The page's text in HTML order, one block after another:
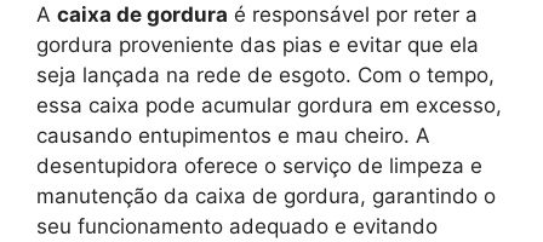
A caixa de gordura é responsável por reter a
gordura proveniente das pias e evitar que ela
seja lançada na rede de esgoto. Com o tempo,
essa caixa pode acumular gordura em excesso,
causando entupimentos e mau cheiro. A
desentupidora oferece o serviço de limpeza e
manutenção da caixa de gordura, garantindo o
seu funcionamento adequado e evitando